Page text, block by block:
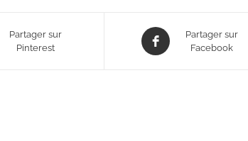
Partager sur
Pinterest
Partager sur
Facebook